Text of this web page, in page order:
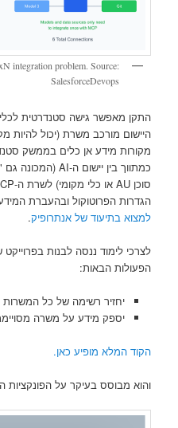
integration problem. Source:
SalesforceDevops
התקן מאפשר גישה סטנדרטית
היישום מורכב משרת (יכול להיות
מקורות מידע אן כלים בממשק
הגדרות הפרוטוקול ובהעברת
למצוא בתיעוד של אנתרופיק.
הפעולות הבאות:
יחזיר רשימה של כל
יספק מידע על משרה
הקוד המלא מופיע כאן.
והוא מבוסס בעיקר על הפונקציות